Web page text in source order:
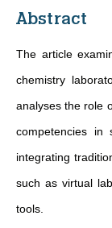
Abstract
The article
chemistry
analyses the role
competencies in
integrating
such as virtual
tools.